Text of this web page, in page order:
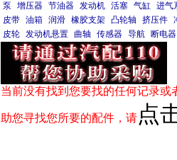
泵
增压器 节油器 发动机 活塞 气缸 进气
皮带 油箱 润滑 橡胶支架 凸轮轴 挤压件
皮轮 发动机悬置 曲轴 传感器 导航 断电器
当前没有找到您要找的任何记录
助您寻找您所要的配件，请 点